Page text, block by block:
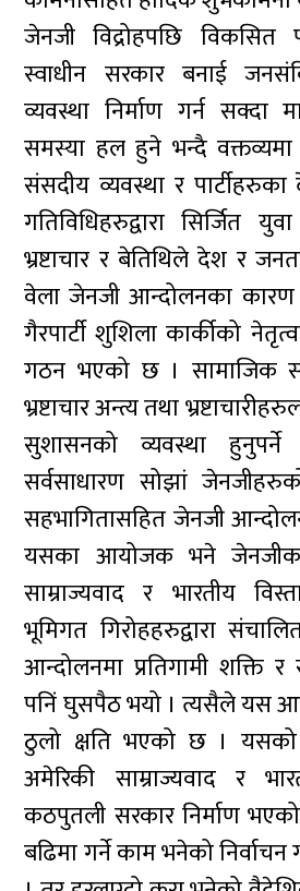
जेनजी विद्रोहपछि विकसित
स्वाधीन सरकार बनाई
व्यवस्था निर्माण गर्न सक्दा
समस्या हल हुने भन्दै
संसदीय व्यवस्था र
गतिविधिहरुद्वारा सिर्जित
भ्रष्टाचार र बेतिथिले देश र
वेला जेनजी आन्दोलनका
गैरपार्टी शुशिला कार्कीको
गठन भएको छ । सामाजिक
भ्रष्टाचार अन्त्य तथा
सुशासनको व्यवस्था हुनुपर्ने
सर्वसाधारण सोझां
सहभागितासहित जेनजी
यसका आयोजक भने
साम्राज्यवाद र भारतीय
भूमिगत गिरोहहरुद्वारा
आन्दोलनमा प्रतिगामी शक्ति र
पनिं घुसपैठ भयो । त्यसैले यस
ठुलो क्षति भएको छ । यसको
अमेरिकी साम्राज्यवाद र
कठपुतली सरकार निर्माण
बढिमा गर्ने काम भनेको